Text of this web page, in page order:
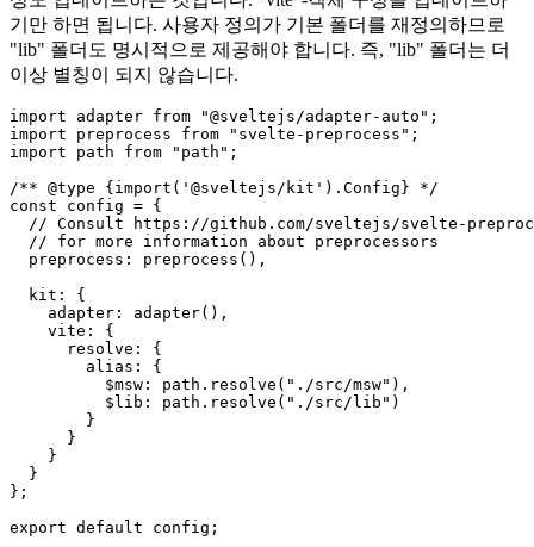
이제 남은 것은 "svelte.config.js"라는 SvelteKit에서 사용하는 구
성도 업데이트하는 것입니다. "vite"-객체 구성을 업데이트하
기만 하면 됩니다. 사용자 정의가 기본 폴더를 재정의하므로
이상 별칭이 되지 않습니다.
import adapter from "@sveltejs/adapter-auto";
import preprocess from "svelte-preprocess";
import path from "path";
/** @type {import('@sveltejs/kit').Config} */
const config = {
// Consult https://github.com/sveltejs/svelte-
  // for more information about preprocessors
  preprocess: preprocess(),
  kit: {
    adapter: adapter(),
    vite: {
      resolve: {
        alias: {
          $msw: path.resolve("./src/msw"),
          $lib: path.resolve("./src/lib")
        }
      }
    }
  }